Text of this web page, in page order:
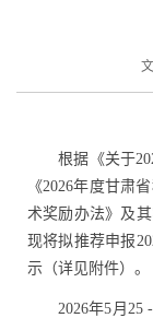
根据《关于
《2026年度甘肃
术奖励办法》及
现将拟推荐申报
示（详见附件）。
2026年5 月 25